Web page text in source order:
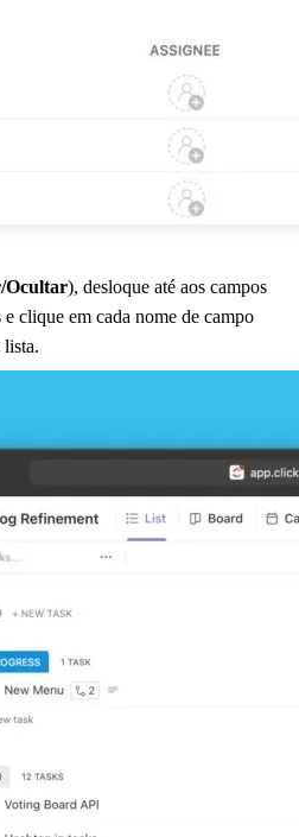
Ocultar), desloque até aos campos
e clique em cada nome de campo
lista.